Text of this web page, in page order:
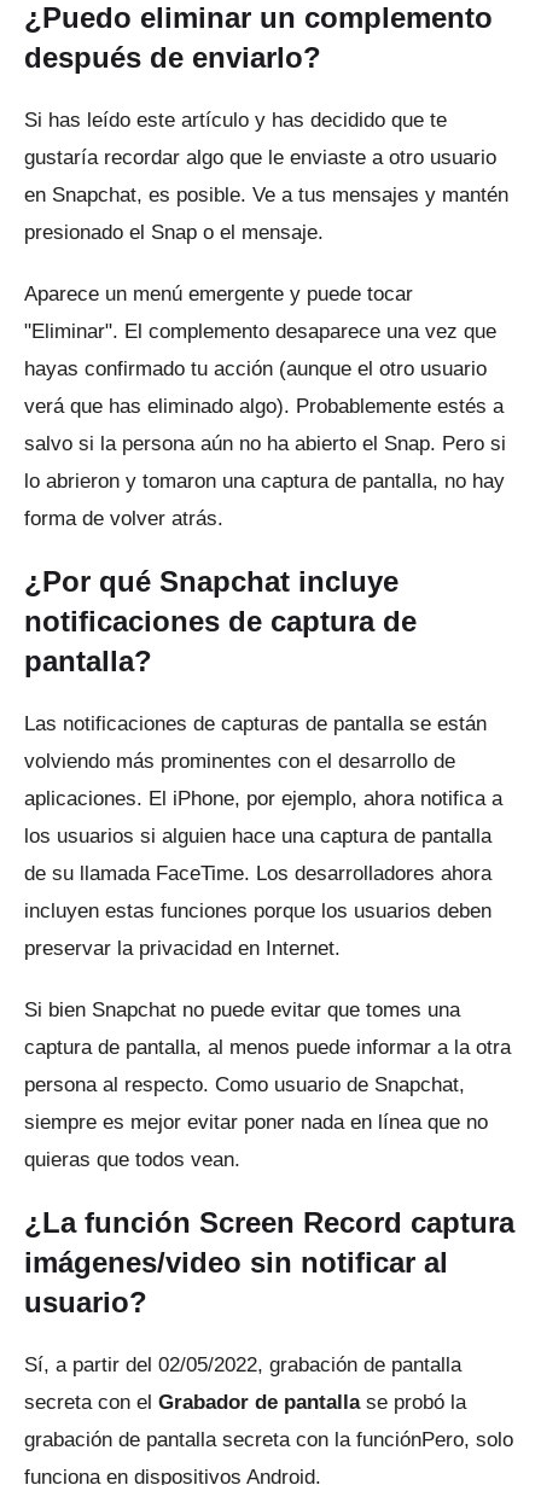
¿Puedo eliminar un complemento
después de enviarlo?
Si has leído este artículo y has decidido que te
gustaría recordar algo que le enviaste a otro usuario
en Snapchat, es posible. Ve a tus mensajes y mantén
presionado el Snap o el mensaje.
Aparece un menú emergente y puede tocar
"Eliminar". El complemento desaparece una vez que
hayas confirmado tu acción (aunque el otro usuario
verá que has eliminado algo). Probablemente estés a
salvo si la persona aún no ha abierto el Snap. Pero si
lo abrieron y tomaron una captura de pantalla, no hay
forma de volver atrás.
¿Por qué Snapchat incluye
notificaciones de captura de
pantalla?
Las notificaciones de capturas de pantalla se están
volviendo más prominentes con el desarrollo de
aplicaciones. El iPhone, por ejemplo, ahora notifica a
los usuarios si alguien hace una captura de pantalla
de su llamada FaceTime. Los desarrolladores ahora
incluyen estas funciones porque los usuarios deben
preservar la privacidad en Internet.
Si bien Snapchat no puede evitar que tomes una
captura de pantalla, al menos puede informar a la otra
persona al respecto. Como usuario de Snapchat,
siempre es mejor evitar poner nada en línea que no
quieras que todos vean.
¿La función Screen Record captura
imágenes/video sin notificar al
usuario?
Sí, a partir del 02/05/2022, grabación de pantalla
secreta con el Grabador de pantallase probó la
grabación de pantalla secreta con la funciónPero, solo
funciona en dispositivos Android.